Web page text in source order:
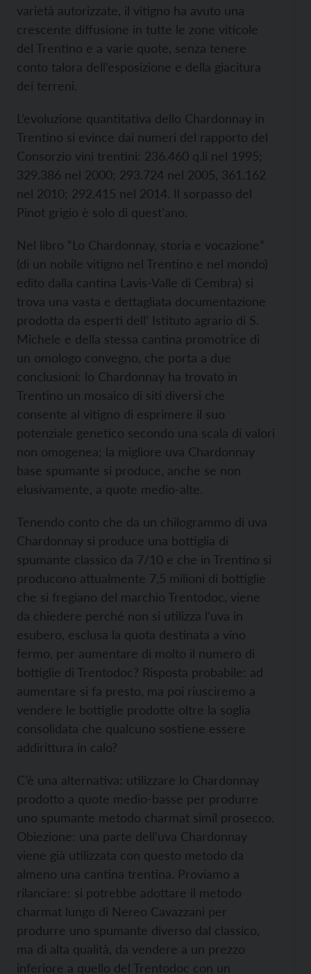
varietà autorizzate, il vitigno ha avuto una
crescente diffusione in tutte le zone viticole
del Trentino e a varie quote, senza tenere
conto talora dell’esposizione e della giacitura
dei terreni.
L’evoluzione quantitativa dello Chardonnay in
Trentino si evince dai numeri del rapporto del
Consorzio vini trentini: 236.460 q.li nel 1995;
329.386 nel 2000; 293.724 nel 2005, 361.162
nel 2010; 292.415 nel 2014. Il sorpasso del
Pinot grigio è solo di quest’ano.
Nel libro “Lo Chardonnay, storia e vocazione”
(di un nobile vitigno nel Trentino e nel mondo)
edito dalla cantina Lavis-Valle di Cembra) si
trova una vasta e dettagliata documentazione
prodotta da esperti dell’ Istituto agrario di S.
Michele e della stessa cantina promotrice di
un omologo convegno, che porta a due
conclusioni: lo Chardonnay ha trovato in
Trentino un mosaico di siti diversi che
consente al vitigno di esprimere il suo
potenziale genetico secondo una scala di valori
non omogenea; la migliore uva Chardonnay
base spumante si produce, anche se non
elusivamente, a quote medio-alte.
Tenendo conto che da un chilogrammo di uva
Chardonnay si produce una bottiglia di
spumante classico da 7/10 e che in Trentino si
producono attualmente 7,5 milioni di bottiglie
che si fregiano del marchio Trentodoc, viene
da chiedere perché non si utilizza l’uva in
esubero, esclusa la quota destinata a vino
fermo, per aumentare di molto il numero di
bottiglie di Trentodoc? Risposta probabile: ad
aumentare si fa presto, ma poi riusciremo a
vendere le bottiglie prodotte oltre la soglia
consolidata che qualcuno sostiene essere
addirittura in calo?
C’è una alternativa: utilizzare lo Chardonnay
prodotto a quote medio-basse per produrre
uno spumante metodo charmat simil prosecco.
Obiezione: una parte dell’uva Chardonnay
viene già utilizzata con questo metodo da
almeno una cantina trentina. Proviamo a
rilanciare: si potrebbe adottare il metodo
charmat lungo di Nereo Cavazzani per
produrre uno spumante diverso dal classico,
ma di alta qualità, da vendere a un prezzo
inferiore a quello del Trentodoc con un